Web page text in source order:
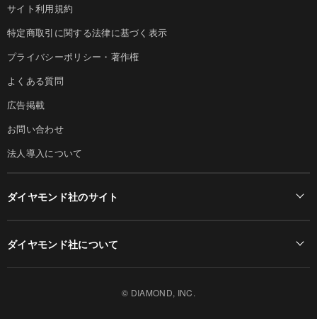
サイト利用規約
特定商取引に関する法律に基づく表示
プライバシーポリシー・著作権
よくある質問
広告掲載
お問い合わせ
法人導入について
ダイヤモンド社のサイト
ダイヤモンド社について
© DIAMOND, INC.